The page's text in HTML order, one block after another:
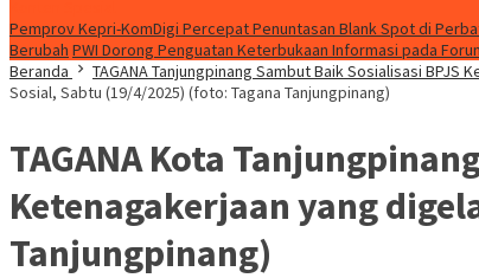
Pemprov Kepri-KomDigi Percepat Penuntasan Blank Spot di
Berubah PWI Dorong Penguatan Keterbukaan Informasi pada
Beranda
TAGANA Tanjungpinang Sambut Baik Sosialisasi BPJS
Sosial, Sabtu (19/4/2025) (foto: Tagana Tanjungpinang)
TAGANA Kota
Ketenagakerjaan yang
Tanjungpinang)